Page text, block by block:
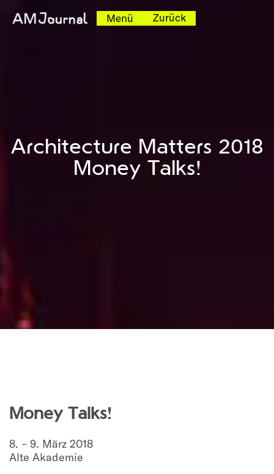
Menü Zurück
Architecture Matters 2018
Money Talks!
Money Talks!
8. – 9. März 2018
Alte Akademie